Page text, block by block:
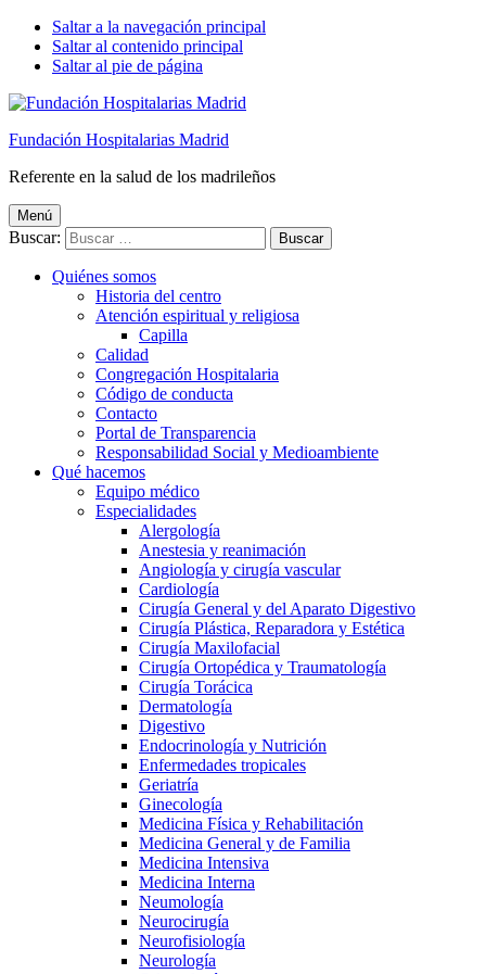
Saltar a la navegación principal
Saltar al contenido principal
Saltar al pie de página
Fundación Hospitalarias Madrid
Referente en la salud de los madrileños
Menú
Buscar:
Quiénes somos
Historia del centro
Atención espiritual y religiosa
Capilla
Calidad
Congregación Hospitalaria
Código de conducta
Contacto
Portal de Transparencia
Responsabilidad Social y Medioambiente
Qué hacemos
Equipo médico
Especialidades
Alergología
Anestesia y reanimación
Angiología y cirugía vascular
Cardiología
Cirugía General y del Aparato Digestivo
Cirugía Plástica, Reparadora y Estética
Cirugía Maxilofacial
Cirugía Ortopédica y Traumatología
Cirugía Torácica
Dermatología
Digestivo
Endocrinología y Nutrición
Enfermedades tropicales
Geriatría
Ginecología
Medicina Física y Rehabilitación
Medicina General y de Familia
Medicina Intensiva
Medicina Interna
Neumología
Neurocirugía
Neurofisiología
Neurología